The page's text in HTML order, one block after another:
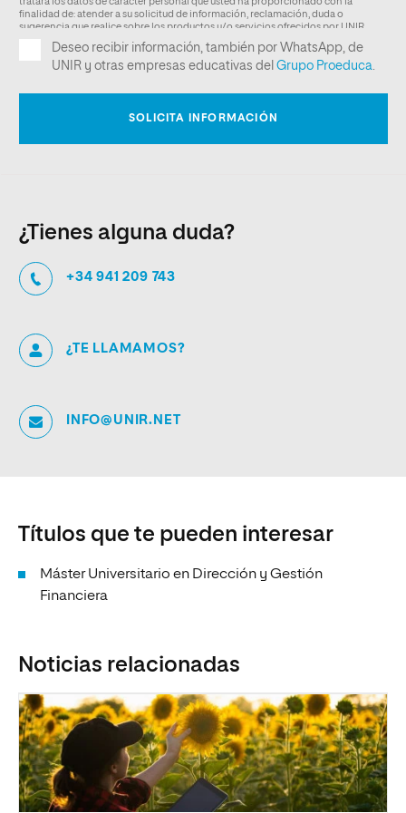
¿Tienes alguna duda?
+34 941 209 743
¿TE LLAMAMOS?
INFO@UNIR.NET
Títulos que te pueden interesar
Máster Universitario en Dirección y Gestión
Financiera
Noticias relacionadas